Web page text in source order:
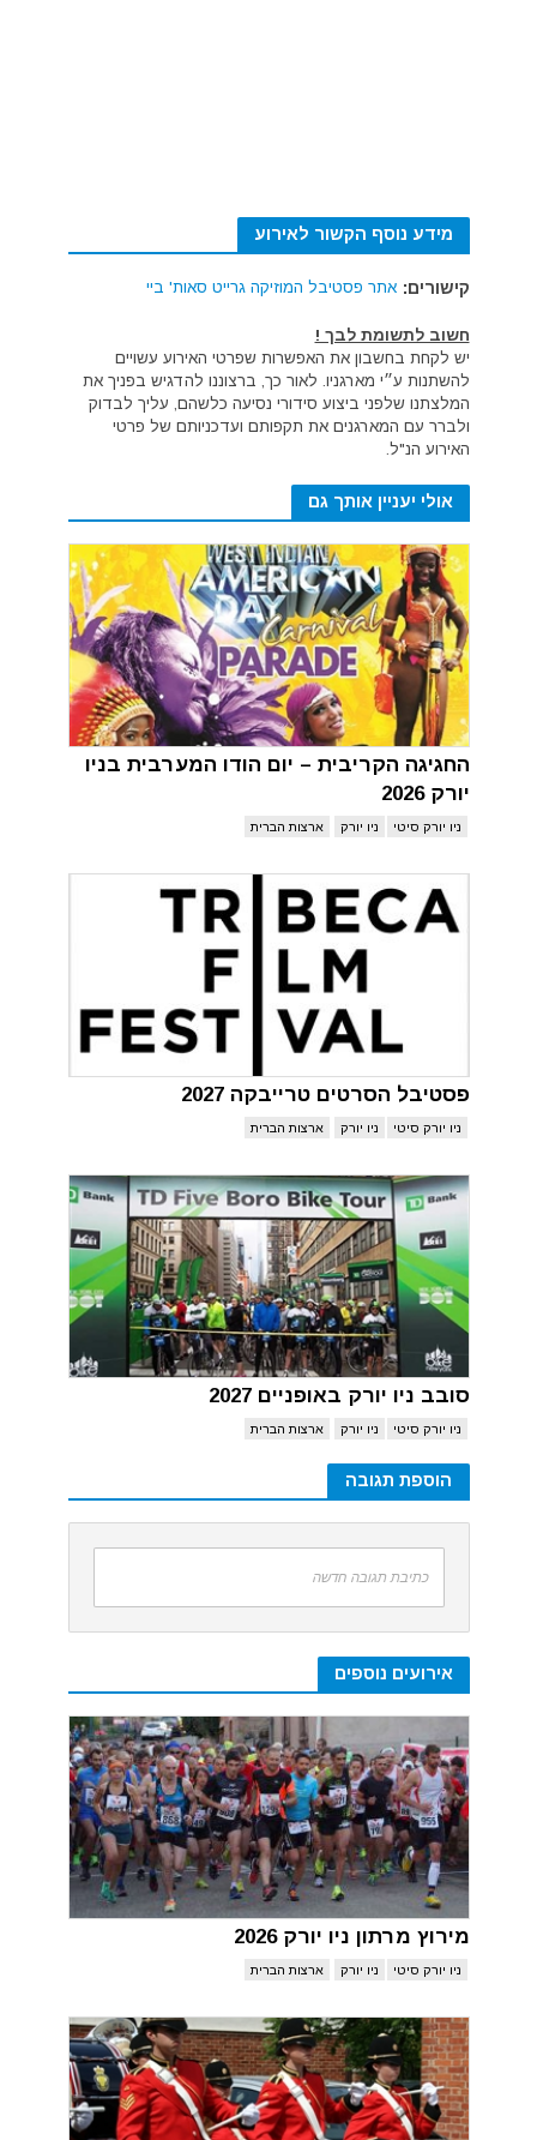
מידע נוסף הקשור לאירוע
קישורים: אתר פסטיבל המוזיקה גרייט סאות' ביי
חשוב לתשומת לבך !
יש לקחת בחשבון את האפשרות שפרטי האירוע עשויים
להשתנות ע״י מארגניו. לאור כך, ברצוננו להדגיש בפניך את
המלצתנו שלפני ביצוע סידורי נסיעה כלשהם, עליך לבדוק
ולברר עם המארגנים את תקפותם ועדכניותם של פרטי
האירוע הנ"ל.
אולי יעניין אותך גם
החגיגה הקריבית – יום הודו המערבית בניו
יורק 2026
ניו יורק סיטי ניו יורק ארצות הברית
פסטיבל הסרטים טרייבקה 2027
ניו יורק סיטי ניו יורק ארצות הברית
סובב ניו יורק באופניים 2027
ניו יורק סיטי ניו יורק ארצות הברית
הוספת תגובה
כתיבת תגובה חדשה
אירועים נוספים
מירוץ מרתון ניו יורק 2026
ניו יורק סיטי ניו יורק ארצות הברית